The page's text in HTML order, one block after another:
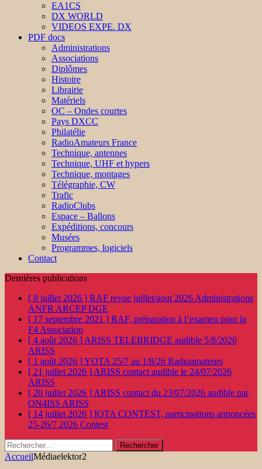
EA1CS
DX WORLD
VIDEOS EXPE. DX
PDF docs
Administrations
Associations
Diplômes
Histoire
Librairie
Matériels
OC – Ondes courtes
Pays DXCC
Philatélie
RadioAmateurs France
Technique, antennes
Technique, UHF et hypers
Technique, montages
Télégraphie, CW
Trafic
RadioClubs
Espace – Ballons
Expéditions, concours
Musées
Programmes, logiciels
Contact
Dernières publications
[ 8 juillet 2026 ] RAF revue juillet/aout 2026 Administrations
ANFR ARCEP DGE
[ 17 septembre 2021 ] RAF, préparation à l’examen pour la
F4 Association
[ 4 août 2026 ] ARISS TELEBRIDGE audible 5/8/2026
ARISS
[ 1 août 2026 ]YOTA 25/7 au 1/8/26 Radioamateurs
[ 21 juillet 2026 ] ARISS contact audible le 24/07/2026
ARISS
[ 20 juillet 2026 ] ARISS contact du 23/07/2026 audible par
ON4ISS ARISS
[ 14 juillet 2026 ] IOTA CONTEST, participations annoncées
25-26/7 2026 Contest
Rechercher :
AccueilMédiaelektor2